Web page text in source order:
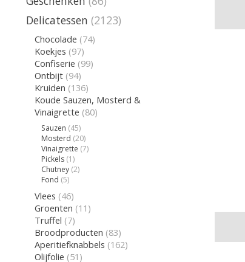
Delicatessen (2123)
Chocolade (74)
Koekjes (97)
Confiserie (99)
Ontbijt (94)
Kruiden (136)
Koude Sauzen, Mosterd &
Vinaigrette (80)
Sauzen (45)
Mosterd (20)
Vinaigrette (7)
Pickels (1)
Chutney (2)
Fond (5)
Vlees (46)
Groenten (11)
Truffel (7)
Broodproducten (83)
Aperitiefknabbels (162)
Olijfolie (51)